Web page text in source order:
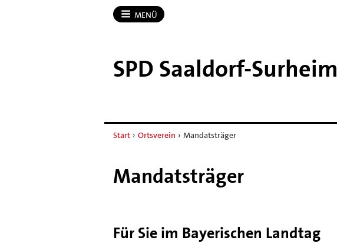
MENÜ
SPD Saaldorf-​Surheim
Start › Ortsverein › Mandatsträger
Mandatsträger
Für Sie im Bayerischen Landtag